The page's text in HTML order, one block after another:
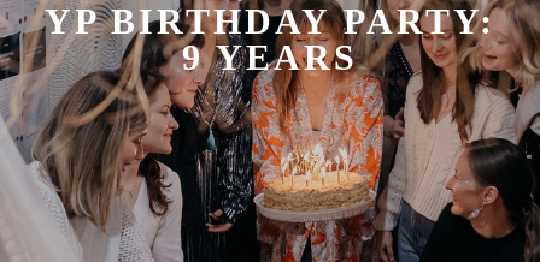
YP BIRTHDAY PARTY:
9 YEARS